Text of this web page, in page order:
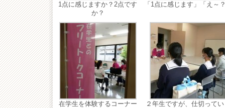
1点に感じますか？2点です
か？
「1点に感じます」「え～
在学生を体験するコーナー
２年生ですが、仕切って